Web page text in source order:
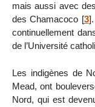
mais aussi avec
des Chamacoco [3]
continuellement
de l’Université
Les indigènes de
Mead, ont
Nord, qui est